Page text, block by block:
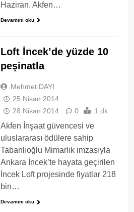
Haziran. Akfen…
Devamını oku
Loft İncek’de yüzde 10
peşinatla
Mehmet DAYI
25 Nisan 2014
28 Nisan 2014
0 1 dk
Akfen İnşaat güvencesi ve
uluslararası ödülere sahip
Tabanlıoğlu Mimarlık imzasıyla
Ankara İncek’te hayata geçirilen
İncek Loft projesinde fiyatlar 218
bin…
Devamını oku